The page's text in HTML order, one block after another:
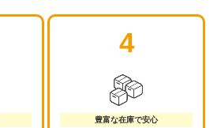
4
豊富な在庫で安心